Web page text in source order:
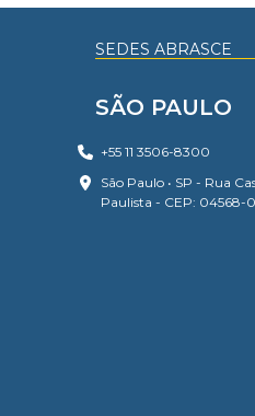
SEDES ABRASCE
SÃO PAULO
+55 11 3506-8300
São Paulo • SP - Rua
Paulista - CEP: 04568-